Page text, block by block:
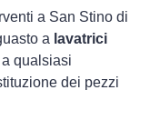
a San Stino di
a lavatrici
qualsiasi
dei pezzi